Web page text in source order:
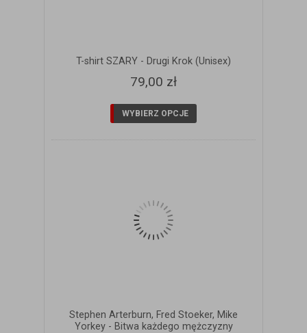
T-shirt SZARY - Drugi Krok (Unisex)
79,00 zł
WYBIERZ OPCJE
Stephen Arterburn, Fred Stoeker, Mike
Yorkey - Bitwa każdego mężczyzny